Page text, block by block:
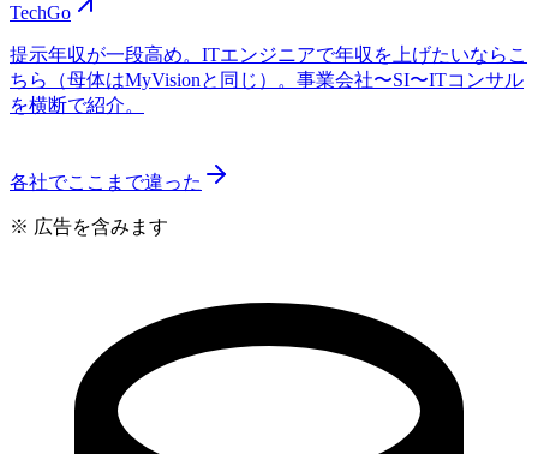
TechGo
提示年収が一段高め。ITエンジニアで年収を上げたいならこ
ちら（母体はMyVisionと同じ）。事業会社〜SI〜ITコンサル
を横断で紹介。
各社でここまで違った
※ 広告を含みます